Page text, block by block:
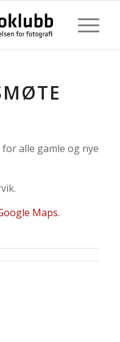
alle gamle og nye
Maps.